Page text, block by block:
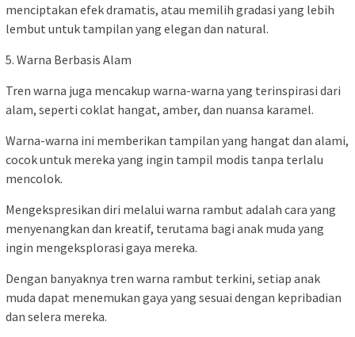
menciptakan efek dramatis, atau memilih gradasi yang lebih
lembut untuk tampilan yang elegan dan natural.
5. Warna Berbasis Alam
Tren warna juga mencakup warna-warna yang terinspirasi dari
alam, seperti coklat hangat, amber, dan nuansa karamel.
Warna-warna ini memberikan tampilan yang hangat dan alami,
cocok untuk mereka yang ingin tampil modis tanpa terlalu
mencolok.
Mengekspresikan diri melalui warna rambut adalah cara yang
menyenangkan dan kreatif, terutama bagi anak muda yang
ingin mengeksplorasi gaya mereka.
Dengan banyaknya tren warna rambut terkini, setiap anak
muda dapat menemukan gaya yang sesuai dengan kepribadian
dan selera mereka.